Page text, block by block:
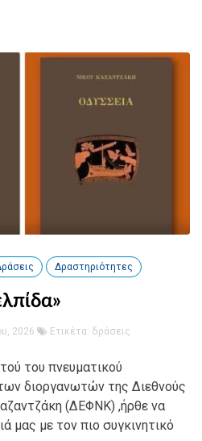
Δραστηριότητες
2026 Ετικέτα: δράσεις
του πνευματικού
διοργανωτών της Διεθνούς
(ΔΕΦΝΚ) ,ήρθε να
μας με τον πιο συγκινητικό